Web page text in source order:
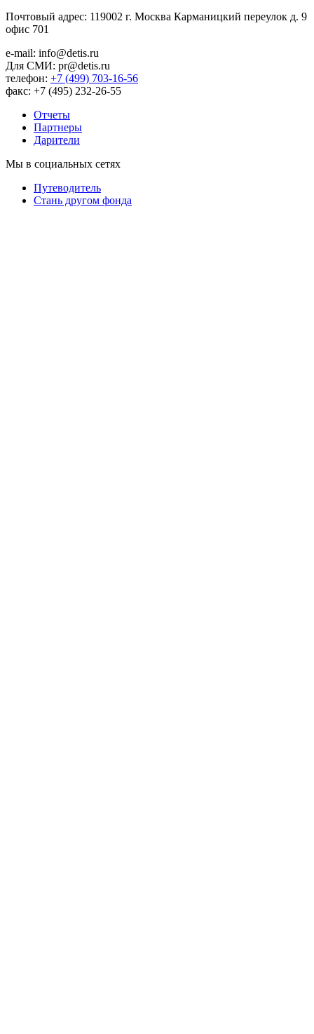
Почтовый адрес: 119002 г. Москва Карманицкий переулок д. 9
офис 701
e-mail: info@detis.ru
Для СМИ: pr@detis.ru
телефон: +7 (499) 703-16-56
факс: +7 (495) 232-26-55
Отчеты
Партнеры
Дарители
Мы в социальных сетях
Путеводитель
Cтань другом фонда